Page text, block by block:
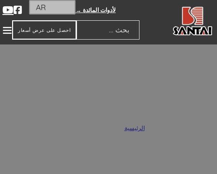
لأدوات المائدة →
بحث
احصل على عرض أسعار
الرئيسية